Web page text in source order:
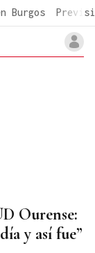
Burgos
Ourense:
y así fue”